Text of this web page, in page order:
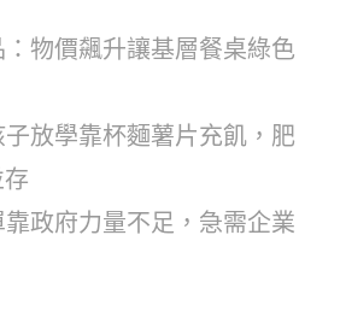
物價飆升讓基層餐桌綠色
放學靠杯麵薯片充飢，肥
政府力量不足，急需企業